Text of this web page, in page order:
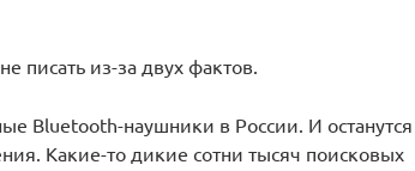
писать из-за двух фактов.
Bluetooth-наушники в России. И останутся
Какие-то дикие сотни тысяч поисковых